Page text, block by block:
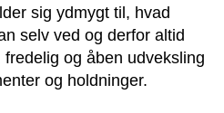
sig ydmygt til, hvad
selv ved og derfor altid
og åben udveksling
og holdninger.